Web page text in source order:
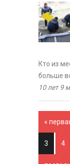
Кто из
больше
10 лет 9
«
3 4